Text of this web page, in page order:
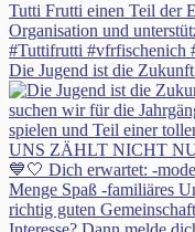
Die Jugend ist die